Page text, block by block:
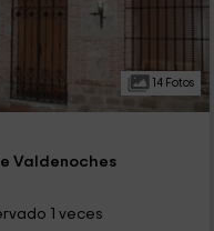
14 Fotos
Valdenoches
1 veces